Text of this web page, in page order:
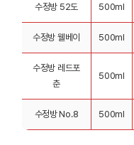
수정방 52도 500ml
수정방 웰베이 500ml
수정방 레드포
춘
500ml
수정방 No.8 500ml